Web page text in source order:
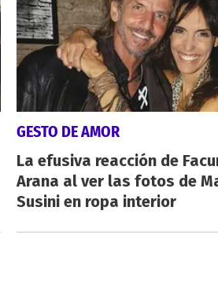
GESTO DE AMOR
La efusiva reacción de
Arana al ver las fotos de
Susini en ropa interior